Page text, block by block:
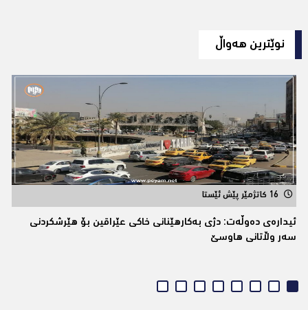
نوێترین هەواڵ
16 کاتژمێر پێش ئێستا
ئیدارەى دەوڵەت: دژى بەکارهێنانى خاکی عێراقین بۆ هێرشکردنى
سەر وڵاتانی هاوسێ